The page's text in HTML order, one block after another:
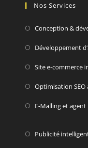
Nos Services
Conception &
Développement
Site e-commerce
Optimisation SEO
E-Malling et agent
Publicité